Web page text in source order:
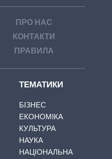
ПРО НАС
КОНТАКТИ
ПРАВИЛА
ТЕМАТИКИ
БІЗНЕС
ЕКОНОМІКА
КУЛЬТУРА
НАУКА
НАЦІОНАЛЬНА